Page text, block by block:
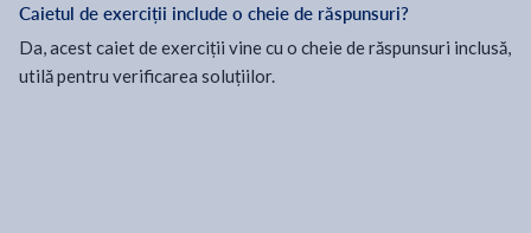
Caietul de exerciții include o cheie de răspunsuri?
Da, acest caiet de exerciții vine cu o cheie de răspunsuri inclusă,
utilă pentru verificarea soluțiilor.